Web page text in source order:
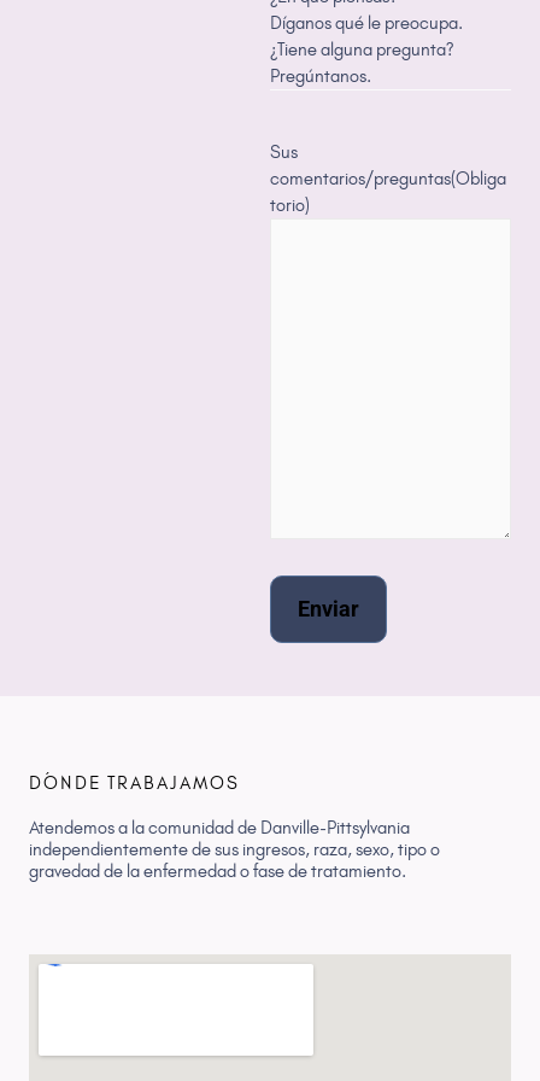
Díganos qué le preocupa.
¿Tiene alguna pregunta?
Pregúntanos.
Sus
comentarios/preguntas(Obliga
torio)
Enviar
DÓNDE TRABAJAMOS
Atendemos a la comunidad de Danville-Pittsylvania
independientemente de sus ingresos, raza, sexo, tipo o
gravedad de la enfermedad o fase de tratamiento.